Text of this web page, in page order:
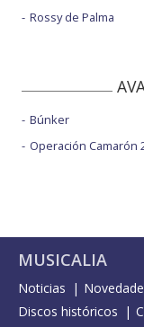
Rossy de Palma
Búnker
Operación Camarón
MUSICALIA
Noticias
Discos históricos